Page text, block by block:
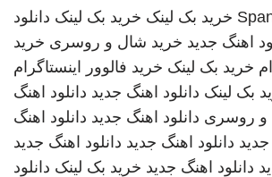
خرید بک لینک خرید بک لینک دانلود
اهنگ جدید خرید شال و روسری خرید
خرید بک لینک خرید فالوور اینستاگرام
بک لینک دانلود اهنگ جدید دانلود اهنگ
و روسری دانلود اهنگ جدید دانلود اهنگ
جدید دانلود اهنگ جدید دانلود اهنگ جدید
دانلود اهنگ جدید خرید بک لینک دانلود